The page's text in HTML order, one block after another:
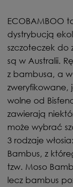
ECOBAMBOO
dystrybucją
szczoteczek
są w Australii.
z bambusa, a
zweryfikowane,
wolne od
zawierają
może wybrać
3 rodzaje
Bambus, z
tzw. Moso
lecz bambus